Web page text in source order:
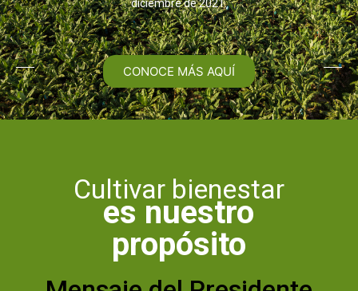
diciembre de 2021.
CONOCE MÁS AQUÍ
Cultivar bienestar
es nuestro
propósito